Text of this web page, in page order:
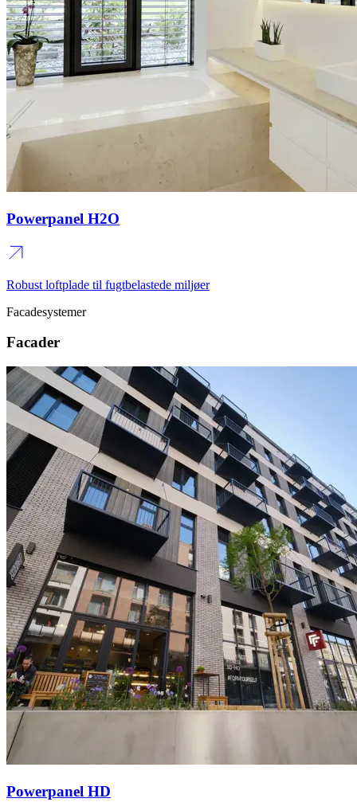
Powerpanel H2O
Robust loftplade til fugtbelastede miljøer
Facadesystemer
Facader
Powerpanel HD